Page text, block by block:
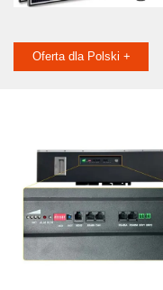
Oferta dla Polski +